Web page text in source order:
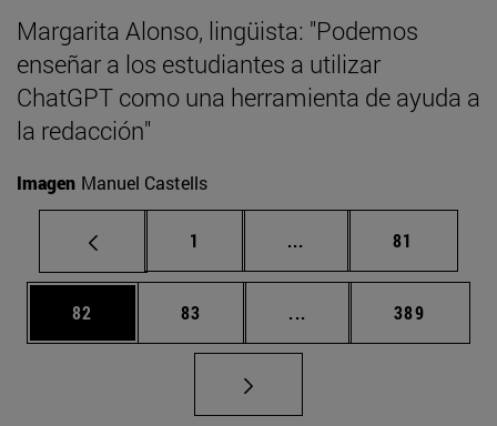
Margarita Alonso, lingüista: "Podemos
enseñar a los estudiantes a utilizar
ChatGPT como una herramienta de ayuda a
la redacción"
Imagen Manuel Castells
Página
1 ... Páginas intermedias
Página
81
Página
82 Página
83 ... Páginas intermedias
Página
389